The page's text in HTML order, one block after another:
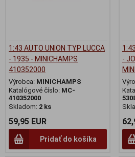
1:43 AUTO UNION TYP LUCCA
- 1935 - MINICHAMPS
410352000
Výrobca: MINICHAMPS
Katalógové číslo: MC-
410352000
Skladom: 2 ks
59,95 EUR
Pridať do košíka
-